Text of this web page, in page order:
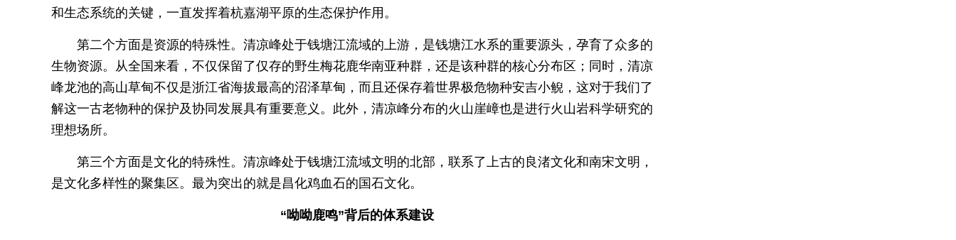
和生态系统的关键，一直发挥着杭嘉湖平原的生态保护作用。
第二个方面是资源的特殊性。清凉峰处于钱塘江流域的上游，是钱塘江水系的重要源头，孕育了众多的
生物资源。从全国来看，不仅保留了仅存的野生梅花鹿华南亚种群，还是该种群的核心分布区；同时，清凉
峰龙池的高山草甸不仅是浙江省海拔最高的沼泽草甸，而且还保存着世界极危物种安吉小鲵，这对于我们了
解这一古老物种的保护及协同发展具有重要意义。此外，清凉峰分布的火山崖嶂也是进行火山岩科学研究的
理想场所。
第三个方面是文化的特殊性。清凉峰处于钱塘江流域文明的北部，联系了上古的良渚文化和南宋文明，
是文化多样性的聚集区。最为突出的就是昌化鸡血石的国石文化。
“呦呦鹿鸣”背后的体系建设